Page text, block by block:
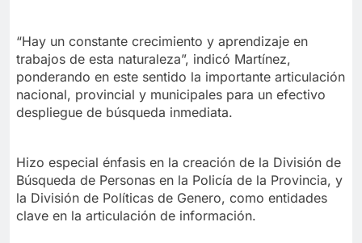
“Hay un constante crecimiento y aprendizaje en
trabajos de esta naturaleza”, indicó Martínez,
ponderando en este sentido la importante articulación
nacional, provincial y municipales para un efectivo
despliegue de búsqueda inmediata.
Hizo especial énfasis en la creación de la División de
Búsqueda de Personas en la Policía de la Provincia, y
la División de Políticas de Genero, como entidades
clave en la articulación de información.